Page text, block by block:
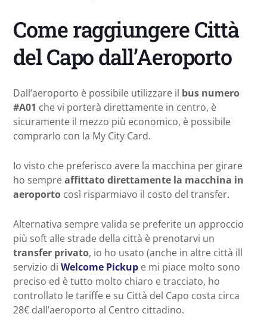
Come raggiungere Città
del Capo dall’Aeroporto
Dall’aeroporto è possibile utilizzare il bus numero
#A01 che vi porterà direttamente in centro, è
sicuramente il mezzo più economico, è possibile
comprarlo con la My City Card.
Io visto che preferisco avere la macchina per girare
ho sempreaffittato direttamente la macchina in
aeroporto così risparmiavo il costo del transfer.
Alternativa sempre valida se preferite un approccio
più soft alle strade della città è prenotarvi un
transfer privato, io ho usato (anche in altre città ill
servizio di Welcome Pickup e mi piace molto sono
preciso ed è tutto molto chiaro e tracciato, ho
controllato le tariffe e su Città del Capo costa circa
28€ dall’aeroporto al Centro cittadino.